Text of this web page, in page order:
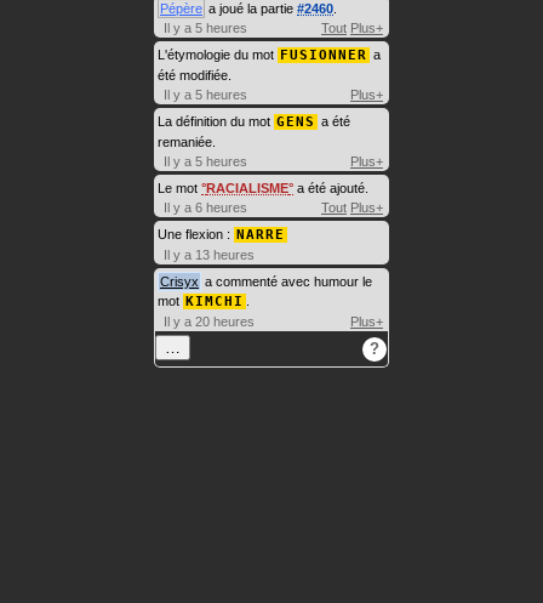
Pépère a joué la partie #2460
Il y a 5 heures
Tout Plus+
L'étymologie du mot FUSIONNER a
été modifiée.
Il y a 5 heures
Plus+
La définition du mot GENS a été
remaniée.
Il y a 5 heures
Plus+
Le mot
RACIALISME a été ajouté.
Il y a 6 heures
Tout Plus+
Une flexion :
NARRE
Il y a 13 heures
Crisyx a commenté avec humour le
mot KIMCHI
Il y a 20 heures
Plus+
… ?